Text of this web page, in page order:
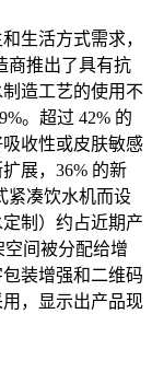
生活方式需求，
商推出了具有抗
造工艺的使用不
。超过 42% 的
收性或皮肤敏感
展，36% 的新
紧凑饮水机而设
制）约占近期产
空间被分配给增
装增强和二维码
，显示出产品现